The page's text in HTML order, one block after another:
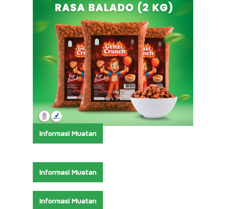
Informasi Muatan
Informasi Muatan
Informasi Muatan